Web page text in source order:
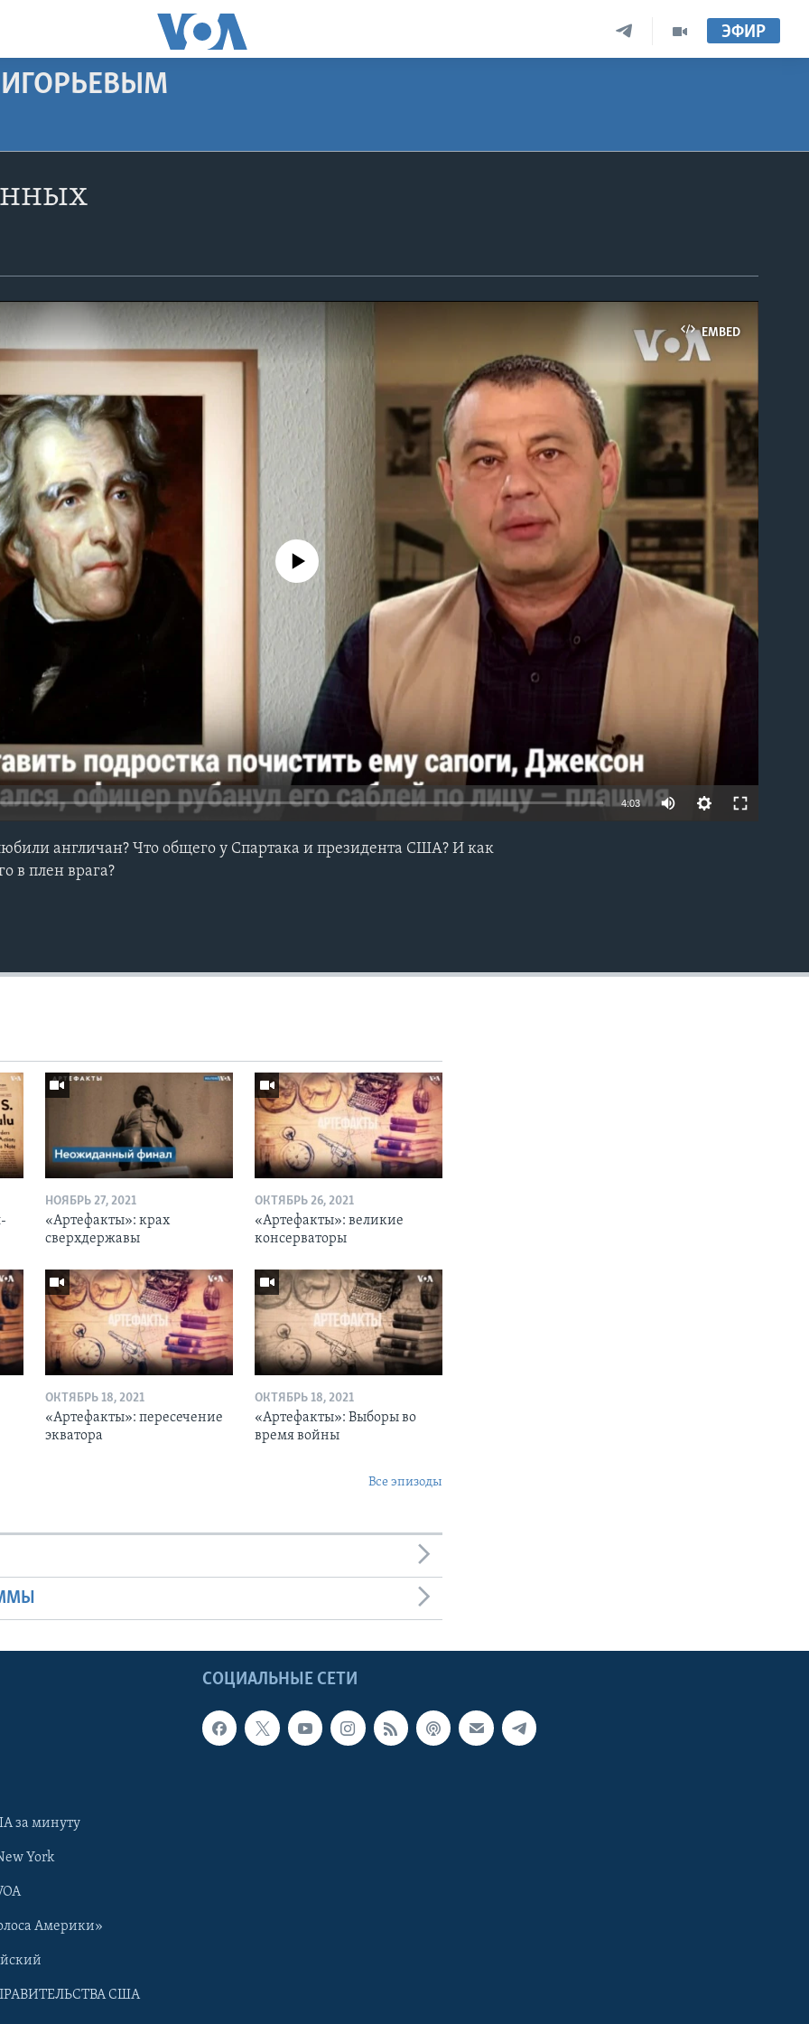
ЭФИР
EMBED
No media source currently available
4:03
англичан? Что общего у Спартака и президента США? И как
в плен врага?
НОЯБРЬ 27, 2021
«Артефакты»: крах
сверхдержавы
ОКТЯБРЬ 26, 2021
«Артефакты»: великие
консерваторы
ОКТЯБРЬ 18, 2021
«Артефакты»: пересечение
экватора
ОКТЯБРЬ 18, 2021
«Артефакты»: Выборы во
время войны
Все эпизоды
СОЦИАЛЬНЫЕ СЕТИ
за минуту
York
Америки»
США